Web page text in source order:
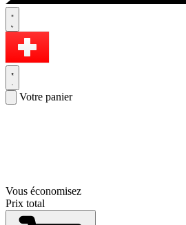
Votre panier
Vous économisez
Prix total